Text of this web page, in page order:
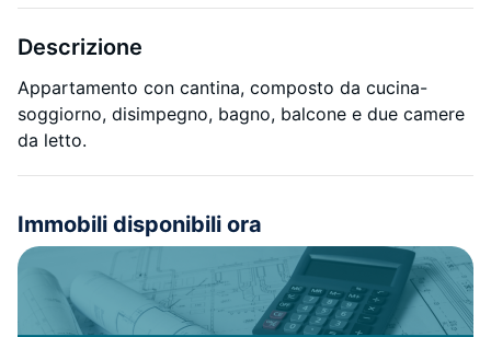
Descrizione
Appartamento con cantina, composto da cucina-
soggiorno, disimpegno, bagno, balcone e due camere
da letto.
Immobili disponibili ora